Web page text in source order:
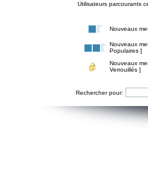
Utilisateurs parcourants
Nouveaux
Nouveaux
Populaires ]
Nouveaux
Verrouillés ]
Rechercher pour: